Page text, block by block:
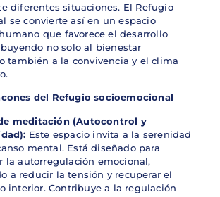
diferentes situaciones. El Refugio
se convierte así en un espacio
que favorece el desarrollo
no solo al bienestar
también a la convivencia y el clima
del Refugio socioemocional
meditación (Autocontrol y
Este espacio invita a la serenidad
mental. Está diseñado para
la autorregulación emocional,
a reducir la tensión y recuperar el
interior. Contribuye a la regulación